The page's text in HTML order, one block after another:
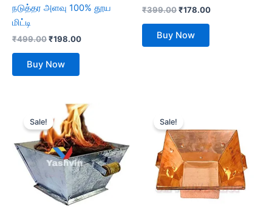
நடுத்தர அளவு 100% தூய
மிட்டி
₹499.00₹198.00
Buy Now
₹399.00₹178.00
Buy Now
Sale!
Original
price
was:
₹899.00.
Current
price
is:
₹364.00.
Sale!
was:
₹3,700.00.
is:
₹3,050.00.